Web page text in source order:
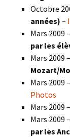
Octobre
années) –
Mars 2009 –
par les
Mars 2009 –
Mozart/
Mars 2009 –
Photos
Mars 2009 –
Mars 2009 –
par les